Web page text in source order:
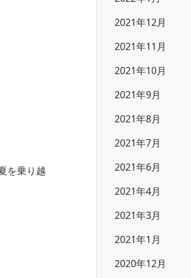
を乗り越
2021年12月
2021年11月
2021年10月
2021年9月
2021年8月
2021年7月
2021年6月
2021年4月
2021年3月
2021年1月
2020年12月